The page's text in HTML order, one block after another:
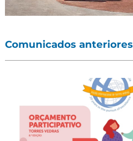
Comunicados anteriores